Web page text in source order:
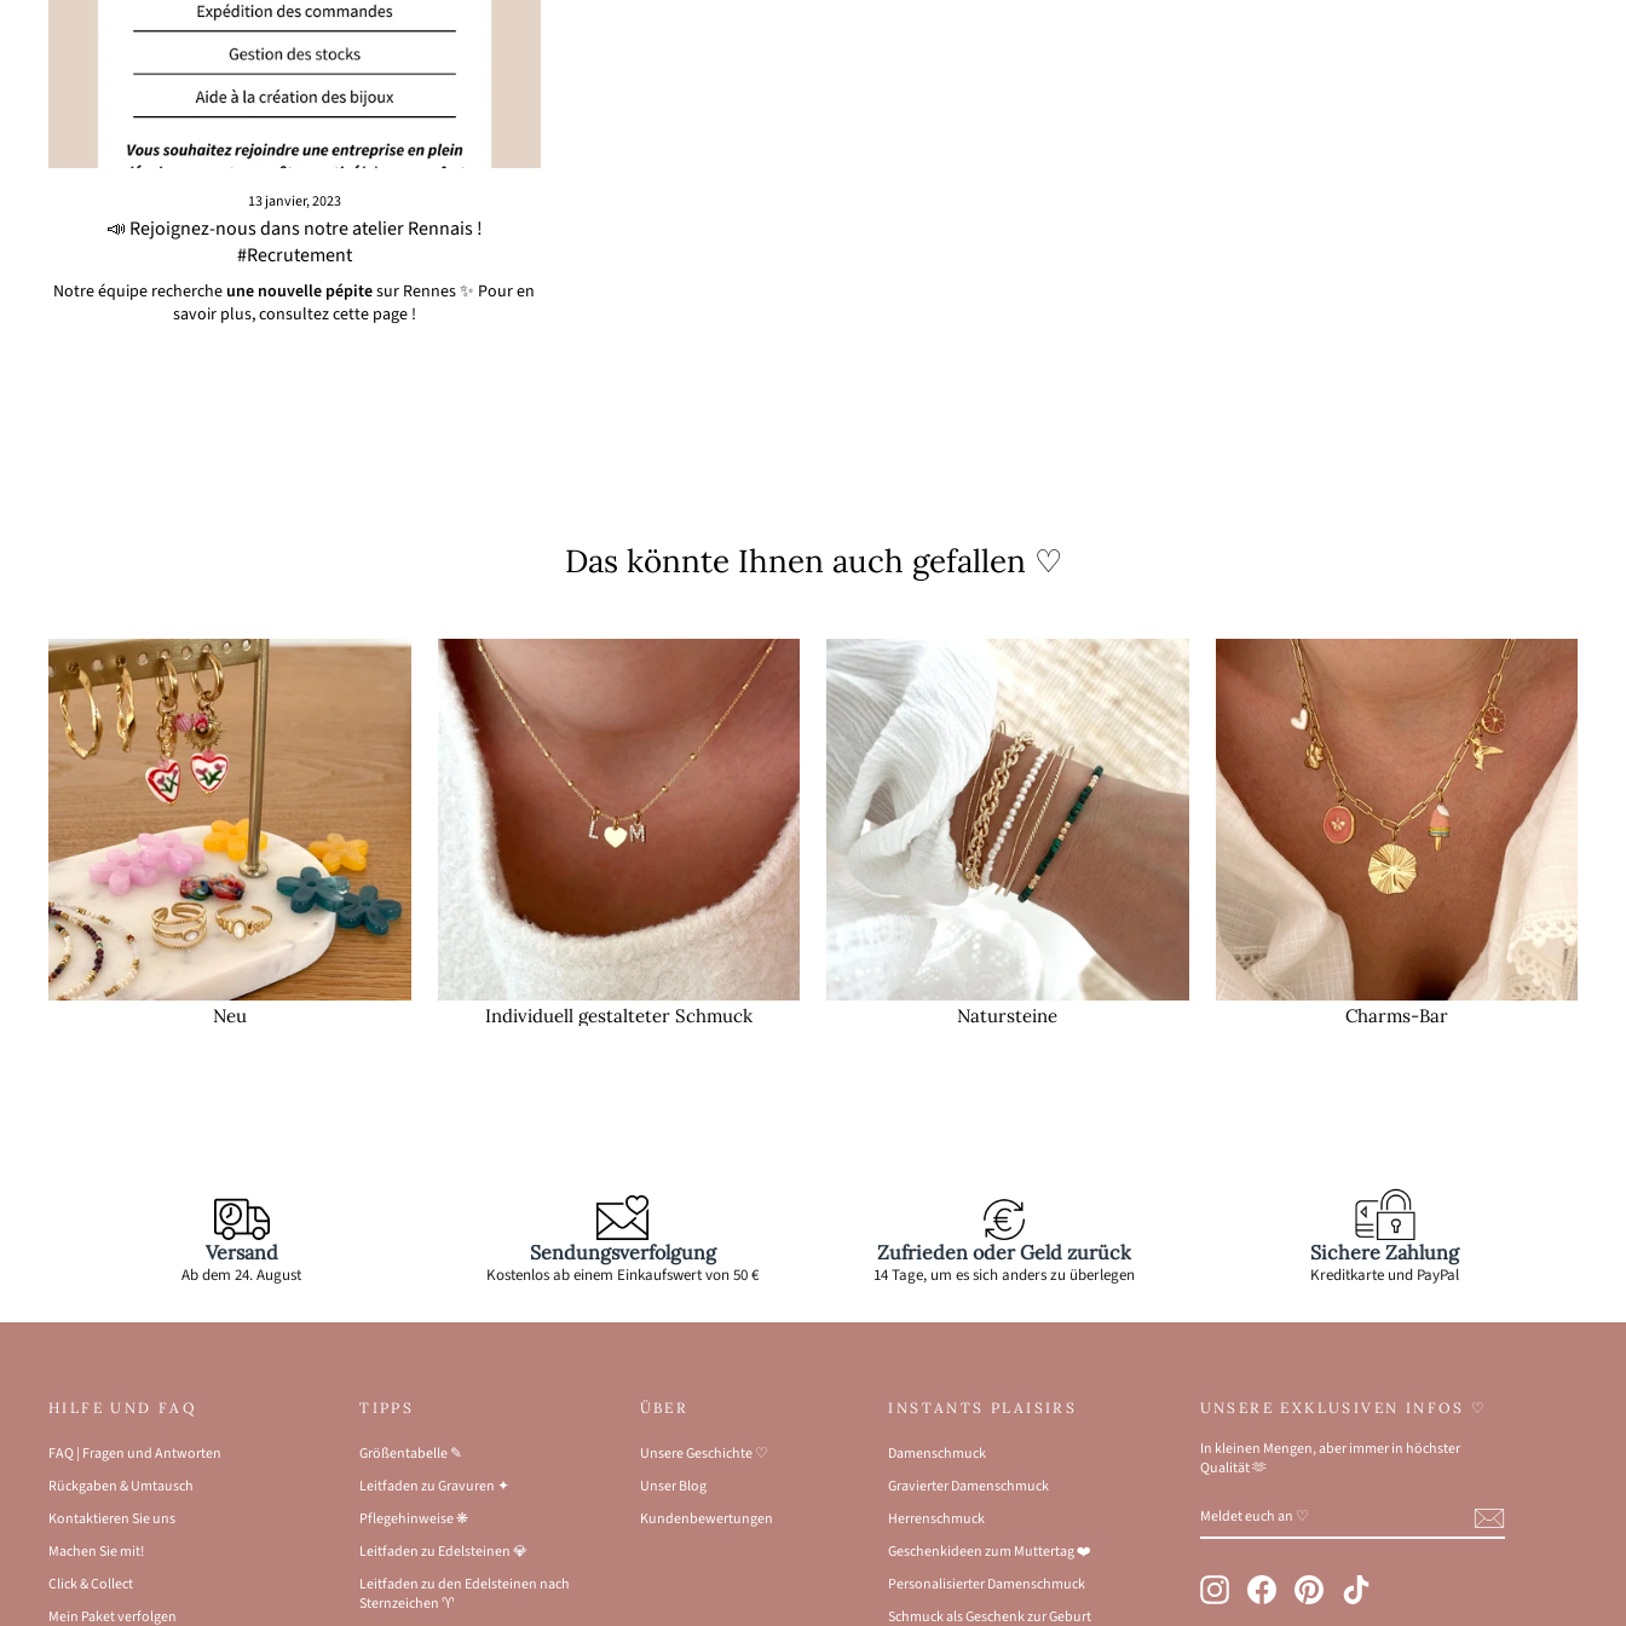
13 janvier, 2023
📣 Rejoignez-nous dans notre atelier Rennais !
#Recrutement
Notre équipe recherche une nouvelle pépitesur Rennes ✨ Pour en
savoir plus, consultez cette page !
Das könnte Ihnen auch gefallen ♡
Neu Individuell gestalteter Schmuck Natursteine Charms-Bar
Versand
Ab dem 24. August
Sendungsverfolgung
Kostenlos ab einem Einkaufswert von 50 €
Zufrieden oder Geld zurück
14 Tage, um es sich anders zu überlegen
Sichere Zahlung
Kreditkarte und PayPal
HILFE UND FAQ
FAQ | Fragen und Antworten
Rückgaben & Umtausch
Kontaktieren Sie uns
Machen Sie mit!
Click & Collect
Mein Paket verfolgen
TIPPS
Größentabelle ✎
Leitfaden zu Gravuren ✦
Pflegehinweise ❋
Leitfaden zu Edelsteinen 💎
Leitfaden zu den Edelsteinen nach
Sternzeichen ♈
ÜBER
Unsere Geschichte ♡
Unser Blog
Kundenbewertungen
INSTANTS PLAISIRS
Damenschmuck
Gravierter Damenschmuck
Herrenschmuck
Geschenkideen zum Muttertag ❤️
Personalisierter Damenschmuck
Schmuck als Geschenk zur Geburt
UNSERE EXKLUSIVEN INFOS ♡
In kleinen Mengen, aber immer in höchster
Qualität 🫶
EUCH
AN
InstagramFacebookPinterestTikTok